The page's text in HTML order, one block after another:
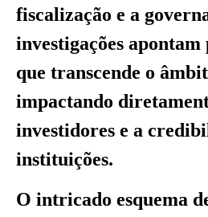
fiscalização e a
investigações
que transcende o
impactando
investidores e a
instituições.
O intricado esquema